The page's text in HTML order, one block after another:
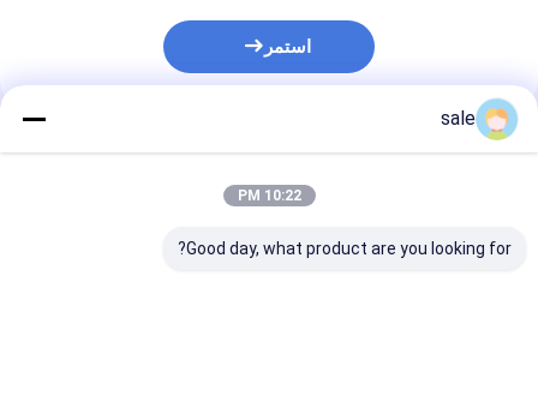
استمر
المنتجات الموصى بها
sale
10:22 PM
Good day, what product are you looking for?